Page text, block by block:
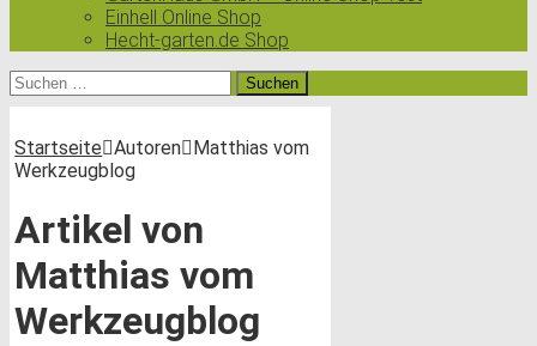
Einhell Online Shop
Hecht-garten.de Shop
Suchen
nach:
Startseite Autoren Matthias vom
Werkzeugblog
Artikel von
Matthias vom
Werkzeugblog